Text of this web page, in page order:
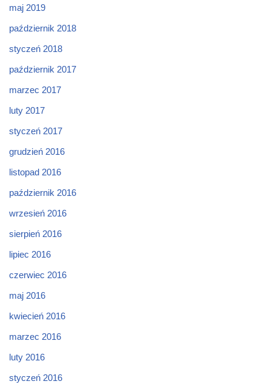
maj 2019
październik 2018
styczeń 2018
październik 2017
marzec 2017
luty 2017
styczeń 2017
grudzień 2016
listopad 2016
październik 2016
wrzesień 2016
sierpień 2016
lipiec 2016
czerwiec 2016
maj 2016
kwiecień 2016
marzec 2016
luty 2016
styczeń 2016